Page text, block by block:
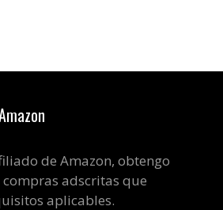
de Amazon, obtengo
adscritas que
aplicables.